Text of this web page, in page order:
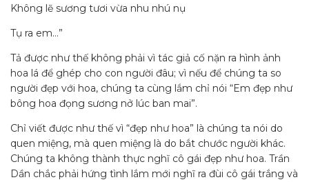
Không lẽ sương tươi vừa nhu nhú nụ
Tụ ra em…”
Tả được như thế không phải vì tác giả cố nặn ra hình ảnh
hoa lá để ghép cho con người đâu; vì nếu để chúng ta so
người đẹp với hoa, chúng ta cùng lắm chỉ nói “Em đẹp như
bông hoa đọng sương nở lúc ban mai”.
Chỉ viết được như thế vì “đẹp như hoa” là chúng ta nói do
quen miệng, mà quen miệng là do bắt chước người khác.
Chúng ta không thành thực nghĩ cô gái đẹp như hoa. Trần
Dần chắc phải hứng tình lắm mới nghĩ ra đùi cô gái trắng và